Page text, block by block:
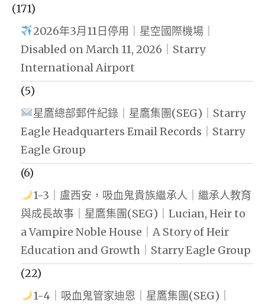
(171)
2026年3月11日停用｜星空國際機場｜
Disabled on March 11, 2026｜Starry
International Airport
(5)
星鷹總部郵件紀錄｜星鷹集團(SEG)｜Starry
Eagle Headquarters Email Records｜Starry
Eagle Group
(6)
1-3｜盧西安，吸血鬼貴族繼承人｜繼承人教育
與成長故事｜星鷹集團(SEG)｜Lucian, Heir to
a Vampire Noble House｜A Story of Heir
Education and Growth｜Starry Eagle Group
(22)
1-4｜吸血鬼管家迪恩｜星鷹集團(SEG)｜